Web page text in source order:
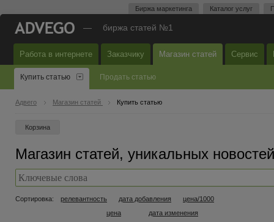
Биржа маркетинга Каталог услуг
— биржа статей №1
Работа в интернете Заказчику Магазин статей Сервис
Купить статью Продать статью
Адвего Магазин статей Купить статью
Корзина
Магазин статей, уникальных
Сортировка: релевантность
дата добавления
цена
цена/1000
дата изменения